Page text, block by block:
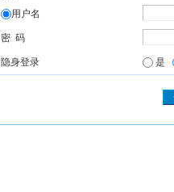
用户名
密 码
隐身登录 是